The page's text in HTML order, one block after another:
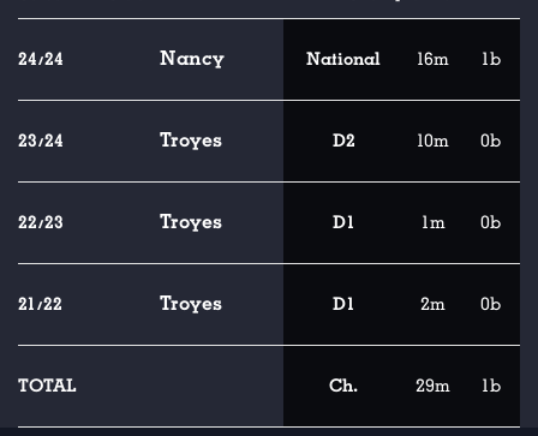
24/24 Nancy National 16m 1b
23/24 Troyes D2 10m 0b
22/23 Troyes D1 1m 0b
21/22 Troyes D1 2m 0b
TOTAL Ch. 29m 1b